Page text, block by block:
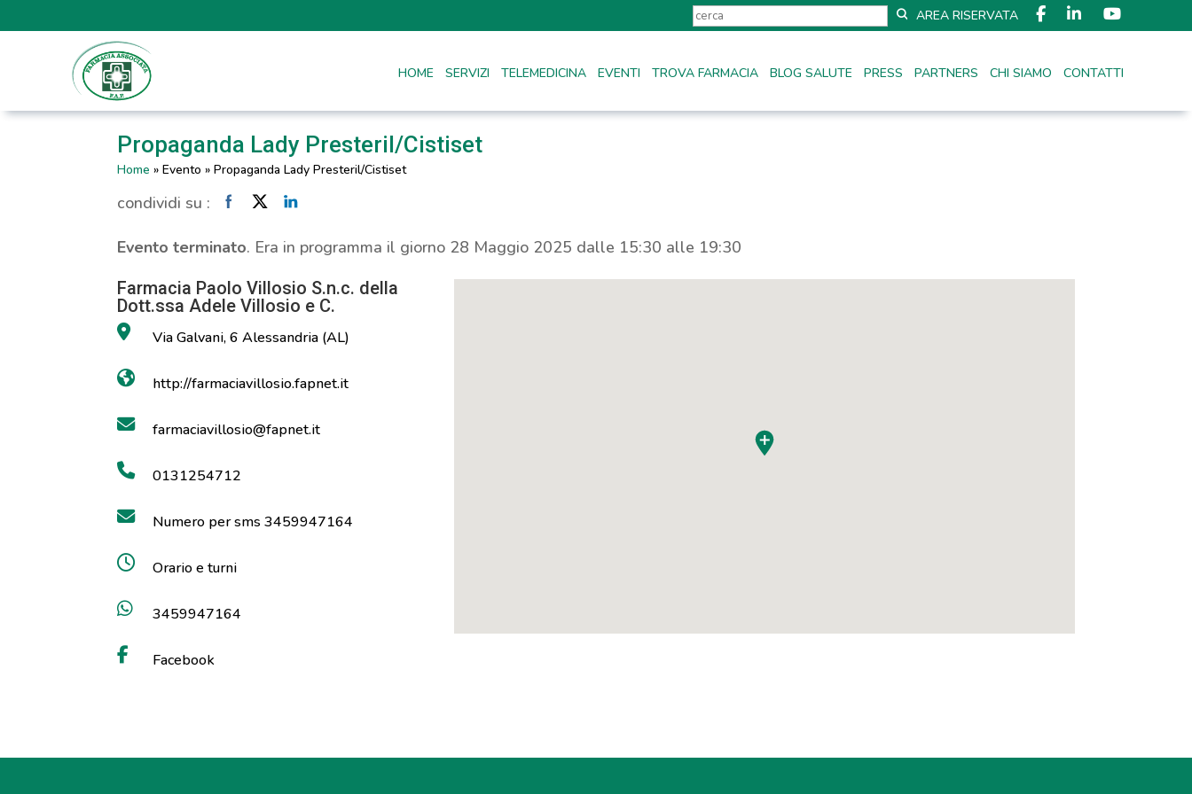
AREA RISERVATA
HOME SERVIZI TELEMEDICINA EVENTI TROVA FARMACIA BLOG SALUTE PRESS PARTNERS CHI SIAMO CONTATTI
Propaganda Lady Presteril/Cistiset
Home » Evento » Propaganda Lady Presteril/Cistiset
condividi su :
Evento terminato. Era in programma il giorno 28 Maggio 2025 dalle 15:30 alle 19:30
Farmacia Paolo Villosio S.n.c. della
Dott.ssa Adele Villosio e C.
Via Galvani, 6 Alessandria (AL)
http://farmaciavillosio.fapnet.it
farmaciavillosio@fapnet.it
0131254712
Numero per sms 3459947164
Orario e turni
3459947164
Facebook